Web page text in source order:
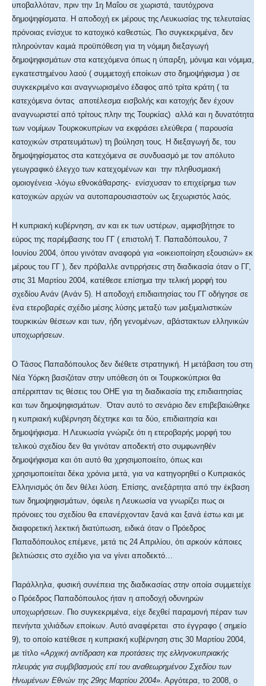
υποβαλλόταν, πριν την 1η Μαΐου σε χωριστά, ταυτόχρονα
δημοψηφίσματα. Η αποδοχή εκ μέρους της Λευκωσίας της τελευταίας
πρόνοιας ενίσχυε το κατοχικό καθεστώς. Πιο συγκεκριμένα, δεν
πληρούνταν καμιά προϋπόθεση για τη νόμιμη διεξαγωγή
δημοψηφισμάτων στα κατεχόμενα όπως η ύπαρξη, μόνιμα και νόμιμα,
εγκατεστημένου λαού ( συμμετοχή εποίκων στο δημοψήφισμα ) σε
συγκεκριμένο και αναγνωρισμένο έδαφος από τρίτα κράτη ( τα
κατεχόμενα όντας αποτέλεσμα εισβολής και κατοχής δεν έχουν
αναγνωριστεί από τρίτους πλην της Τουρκίας) αλλά και η δυνατότητα
των νομίμων Τουρκοκυπρίων να εκφράσει ελεύθερα ( παρουσία
κατοχικών στρατευμάτων) τη βούληση τους. Η διεξαγωγή δε, του
δημοψηφίσματος στα κατεχόμενα σε συνδυασμό με τον απόλυτο
γεωγραφικό έλεγχο των κατεχομένων και την πληθυσμιακή
ομοιογένεια -λόγω εθνοκάθαρσης- ενίσχυσαν το επιχείρημα των
κατοχικών αρχών να αυτοπαρουσιαστούν ως ξεχωριστός λαός.
Η κυπριακή κυβέρνηση, αν και εκ των υστέρων, αμφισβήτησε το
εύρος της παρέμβασης του ΓΓ ( επιστολή Τ. Παπαδόπουλου, 7
Ιουνίου 2004, όπου γινόταν αναφορά για «οικειοποίηση εξουσιών» εκ
μέρους του ΓΓ ), δεν πρόβαλλε αντιρρήσεις στη διαδικασία όταν ο ΓΓ,
στις 31 Μαρτίου 2004, κατέθεσε επίσημα την τελική μορφή του
σχεδίου Ανάν (Ανάν 5). Η αποδοχή επιδιαιτησίας του ΓΓ οδήγησε σε
ένα ετεροβαρές σχέδιο μέσης λύσης μεταξύ των μαξιμαλιστικών
τουρκικών θέσεων και των, ήδη γενομένων, αβάστακτων ελληνικών
υποχωρήσεων.
Ο Τάσος Παπαδόπουλος δεν διέθετε στρατηγική. Η μετάβαση του στη
Νέα Υόρκη βασιζόταν στην υπόθεση ότι οι Τουρκοκύπριοι θα
απέρριπταν τις θέσεις του ΟΗΕ για τη διαδικασία της επιδιαιτησίας
και των δημοψηφισμάτων. Όταν αυτό το σενάριο δεν επιβεβαιώθηκε
η κυπριακή κυβέρνηση δέχτηκε και τα δύο, επιδιαιτησία και
δημοψήφισμα. Η Λευκωσία γνώριζε ότι η ετεροβαρής μορφή του
τελικού σχεδίου δεν θα γινόταν αποδεκτή στο συμφωνηθέν
δημοψήφισμα και ότι αυτό θα χρησιμοποιείτο, όπως και
χρησιμοποιείται δέκα χρόνια μετά, για να κατηγορηθεί ο Κυπριακός
Ελληνισμός ότι δεν θέλει λύση. Επίσης, ανεξάρτητα από την έκβαση
των δημοψηφισμάτων, όφειλε η Λευκωσία να γνωρίζει πως οι
πρόνοιες του σχεδίου θα επανέρχονταν ξανά και ξανά έστω και με
διαφορετική λεκτική διατύπωση, ειδικά όταν ο Πρόεδρος
Παπαδόπουλος επέμενε, μετά τις 24 Απριλίου, ότι αρκούν κάποιες
βελτιώσεις στο σχέδιο για να γίνει αποδεκτό…
Παράλληλα, φυσική συνέπεια της διαδικασίας στην οποία συμμετείχε
ο Πρόεδρος Παπαδόπουλος ήταν η αποδοχή οδυνηρών
υποχωρήσεων. Πιο συγκεκριμένα, είχε δεχθεί παραμονή πέραν των
πενήντα χιλιάδων εποίκων. Αυτό αναφέρεται στο έγγραφο ( σημείο
9), το οποίο κατέθεσε η κυπριακή κυβέρνηση στις 30 Μαρτίου 2004,
με τίτλο «Αρχική αντίδραση και προτάσεις της ελληνοκυπριακής
πλευράς για συμβιβασμούς επί του αναθεωρημένου Σχεδίου των
Ηνωμένων Εθνών της 29ης Μαρτίου 2004». Αργότερα, το 2008, ο